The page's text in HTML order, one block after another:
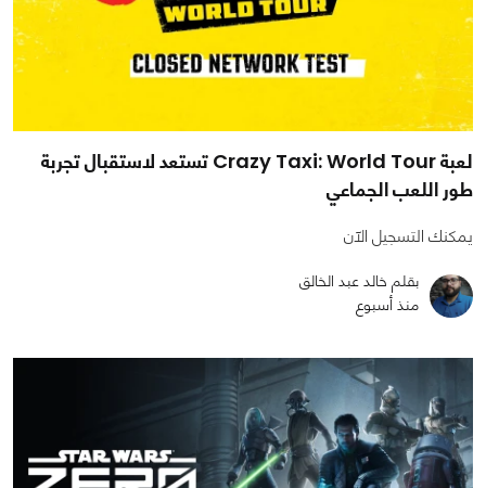
لعبة Crazy Taxi: World Tour تستعد لاستقبال تجربة
طور اللعب الجماعي
يمكنك التسجيل الآن
بقلم خالد عبد الخالق
منذ أسبوع